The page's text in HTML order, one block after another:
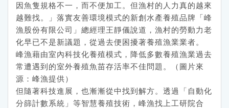
因魚隻規格不一，而不便加工。但漁村的人力真的越來
越難找。」落實友善環境模式的新創水產養殖品牌「峰
漁股份有限公司」總經理王靜儀說道，漁村的勞動力老
化早已不是新議題，從過去便困擾著養殖漁業業者。
峰漁藉由室內科技化養殖模式，降低多數養殖漁業過去
常遭遇到的室外養殖魚苗存活率不佳問題。（圖片來
源：峰漁提供）
但隨著科技進展，也漸漸從中找到解方。透過「自動化
分篩計數系統」等智慧養殖技術，峰漁找上工研院合